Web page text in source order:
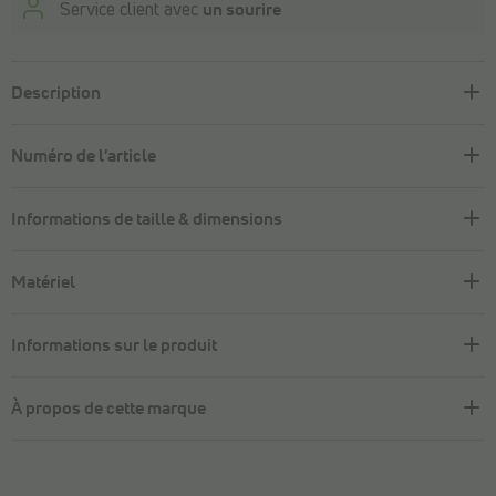
Service client avec un sourire
Description
Numéro de l'article
Informations de taille & dimensions
Matériel
Informations sur le produit
À propos de cette marque